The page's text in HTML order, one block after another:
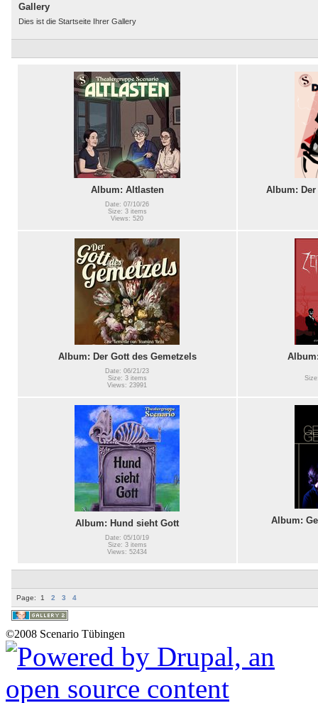
Gallery
Dies ist die Startseite Ihrer Gallery
Album: Altlasten
Date: 07/10/26
Size: 3 items
Views: 520
Album:
Album: Der Gott des Gemetzels
Date: 06/21/23
Size: 3 items
Views: 23991
Album: Hund sieht Gott
Date: 05/10/19
Size: 3 items
Views: 52434
Album:
Page: 1 2 3 4
©2008 Scenario Tübingen